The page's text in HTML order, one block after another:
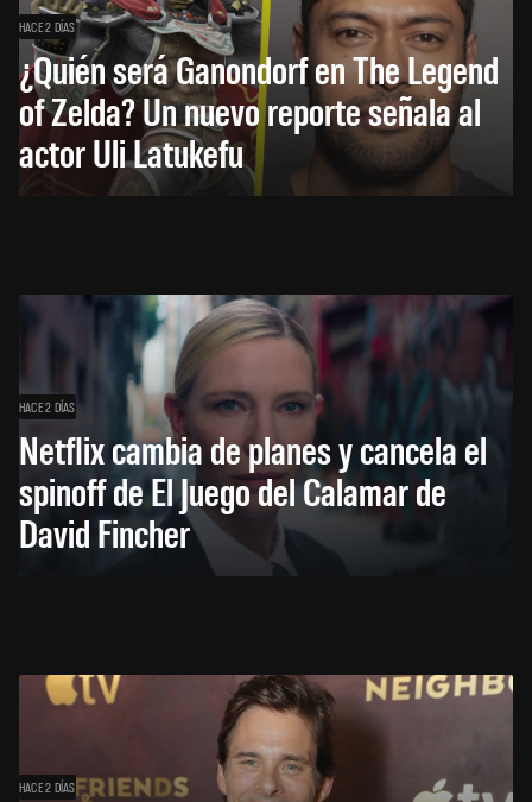
HACE 2 DÍAS
¿Quién será Ganondorf en The Legend
of Zelda? Un nuevo reporte señala al
actor Uli Latukefu
HACE 2 DÍAS
Netflix cambia de planes y cancela el
spinoff de El Juego del Calamar de
David Fincher
HACE 2 DÍAS